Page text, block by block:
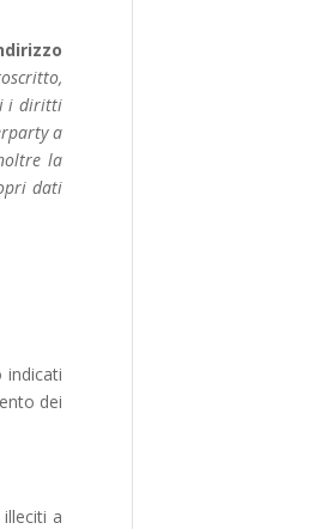
i diritti
a
la
dati
dei
a